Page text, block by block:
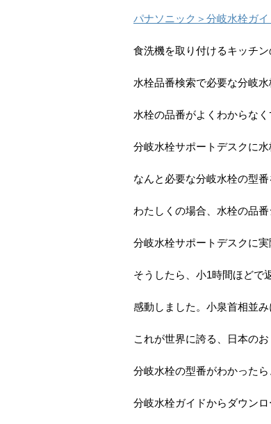
パナソニック＞分岐水栓ガイ
食洗機を取り付けるキッチ
水栓品番検索で必要な分岐
水栓の品番がよくわからなく
分岐水栓サポートデスクに水
なんと必要な分岐水栓の型番
わたしくの場合、水栓の品
分岐水栓サポートデスクに実
そうしたら、小1時間ほどで
感動しました。小泉首相並み
これが世界に誇る、日本の
分岐水栓の型番がわかった
分岐水栓ガイドからダウンロ